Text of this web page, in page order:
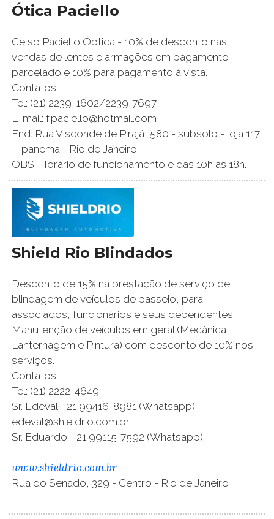
Ótica Paciello
Celso Paciello Óptica - 10% de desconto nas
vendas de lentes e armações em pagamento
parcelado e 10% para pagamento à vista.
Contatos:
Tel: (21) 2239-1602/2239-7697
E-mail: f.paciello@hotmail.com
End: Rua Visconde de Pirajá, 580 - subsolo - loja 117
- Ipanema - Rio de Janeiro
OBS: Horário de funcionamento é das 10h às 18h.
Shield Rio Blindados
Desconto de 15% na prestação de serviço de
blindagem de veículos de passeio, para
associados, funcionários e seus dependentes.
Manutenção de veículos em geral (Mecânica,
Lanternagem e Pintura) com desconto de 10% nos
serviços.
Contatos:
Tel: (21) 2222-4649
Sr. Edeval - 21 99416-8981 (Whatsapp) -
edeval@shieldrio.com.br
Sr. Eduardo - 21 99115-7592 (Whatsapp)
www.shieldrio.com.br
Rua do Senado, 329 - Centro - Rio de Janeiro